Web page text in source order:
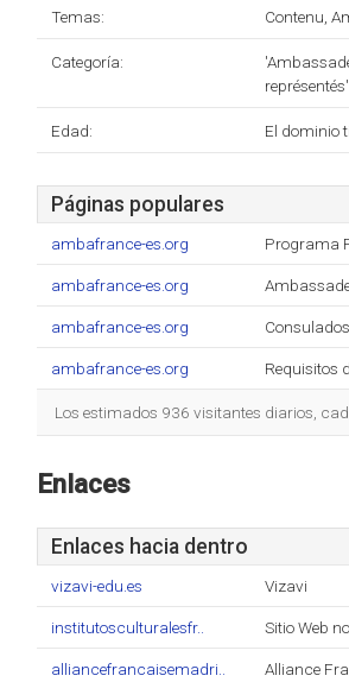
Temas: Contenu,
Categoría:
représentés'
Edad: El dominio
Páginas populares
ambafrance-es.org Programa
ambafrance-es.org
ambafrance-es.org
ambafrance-es.org Requisitos
Los estimados 936 visitantes diarios,
Enlaces
Enlaces hacia dentro
vizavi-edu.es Vizavi
institutosculturalesfr.. Sitio Web
alliancefrancaisemadri.. Alliance